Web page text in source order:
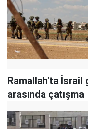
Ramallah'ta İsrail
arasında çatışma